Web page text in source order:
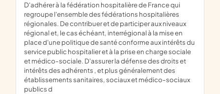
D'adhérer à la fédération hospitalière de France qui
regroupe l'ensemble des fédérations hospitalières
régionales. De contribuer et de participer aux niveaux
régional et, le cas échéant, interrégional à la mise en
place d'une politique de santé conforme aux intérêts du
service public hospitalier et à la prise en charge sociale
et médico-sociale. D'assurer la défense des droits et
intérêts des adhérents , et plus généralement des
établissements sanitaires, sociaux et médico-sociaux
publics d